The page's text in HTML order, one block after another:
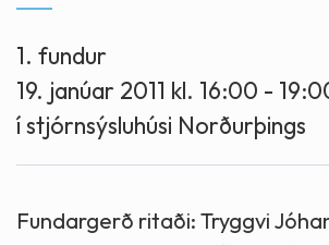
Leita
1. fundur
19. janúar 2011 kl. 16:00 -
í stjórnsýsluhúsi Norðurþings
Fundargerð ritaði: Tryggvi